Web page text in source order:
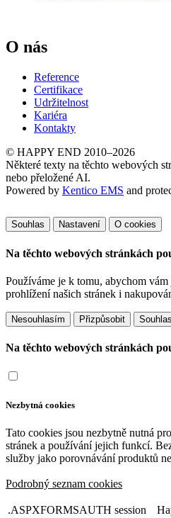
O nás
Reference
Certifikace
Udržitelnost
Kariéra
Kontakty
© HAPPY END 2010–2026
Některé texty na těchto webových
nebo přeložené AI.
Powered by Kentico EMS and
Souhlas Nastavení O cookies
Na těchto webových stránkách
Používáme je k tomu, abychom
prohlížení našich stránek i
Přizpůsobit
Na těchto webových stránkách
Nezbytná cookies
Tato cookies jsou nezbytně nutná
stránek a používání jejich funkcí.
služby jako porovnávání produktů
Podrobný seznam cookies
.ASPXFORMSAUTH session